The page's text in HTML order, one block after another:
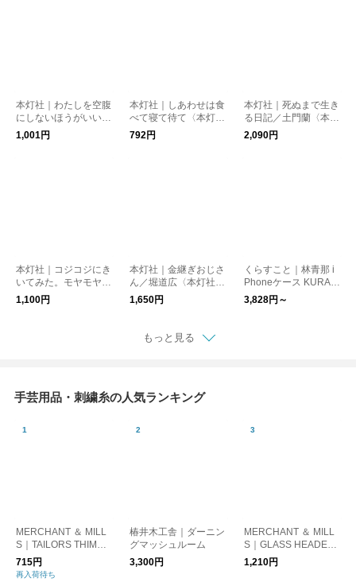
本灯社｜わたしを空腹
にしないほうがいい
改訂版／くどうれいん
〈本灯社の本〉
1,001円
本灯社｜しあわせは食
べて寝て待て〈本灯社
の本〉
792円
本灯社｜死ぬまで生き
る日記／土門蘭〈本灯
社の本〉
2,090円
本灯社｜コジコジにき
いてみた。モヤモヤ問
答集／さくらももこ
〈本灯社の本〉
1,100円
本灯社｜金継ぎおじさ
ん／堀道広〈本灯社の
本〉
1,650円
くらすこと｜林青那 i
Phoneケース KURAS
UKOTO グレー【受注
生産・同梱不可】
3,828円～
もっと見る
手芸用品・刺繍糸の人気ランキング
MERCHANT ＆ MILL
S｜TAILORS THIMBL
E 指ぬき
715円
再入荷待ち
椿井木工舎｜ダーニン
グマッシュルーム
3,300円
MERCHANT ＆ MILL
S｜GLASS HEADED
PINS ガラスマチ針
1,210円